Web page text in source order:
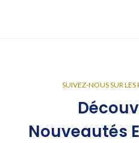
SUIVEZ-NOUS SUR
Nouveautés